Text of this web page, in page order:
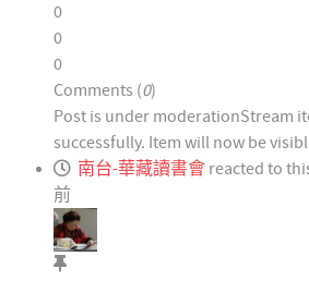
0
0
0
Comments (0)
Post is under moderationStream
successfully. Item will now be
南台-華藏讀書會 reacted to
前